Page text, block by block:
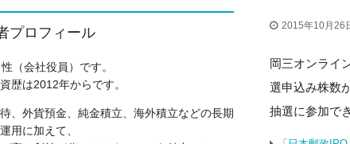
2015年10月26
岡三オンライ
選申込み株数
抽選に参加で
プロフィール
（会社役員）です。
歴は2012年からです。
、外貨預金、純金積立、海外積立などの長期
用に加えて、